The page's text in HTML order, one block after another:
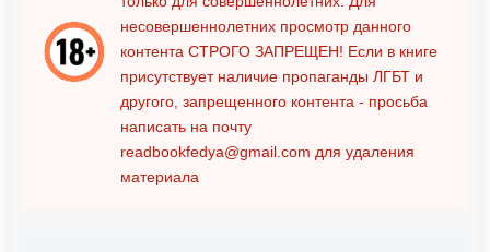
несовершеннолетних просмотр данного
контента СТРОГО ЗАПРЕЩЕН! Если в книге
присутствует наличие пропаганды ЛГБТ и
другого, запрещенного контента - просьба
написать на почту
readbookfedya@gmail.com для удаления
материала